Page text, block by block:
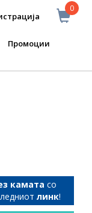
0
Промоции
камата со
линк!